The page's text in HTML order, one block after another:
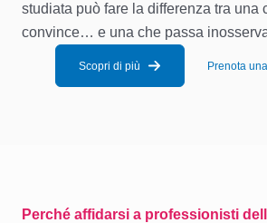
studiata può fare la differenza tra una
convince… e una che passa
Scopri di più Prenota
Perché affidarsi a professionisti